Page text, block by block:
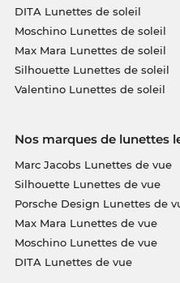
DITA Lunettes de soleil
Moschino Lunettes de soleil
Max Mara Lunettes de soleil
Silhouette Lunettes de soleil
Valentino Lunettes de soleil
Nos marques de lunettes
Marc Jacobs Lunettes de vue
Silhouette Lunettes de vue
Porsche Design Lunettes de
Max Mara Lunettes de vue
Moschino Lunettes de vue
DITA Lunettes de vue